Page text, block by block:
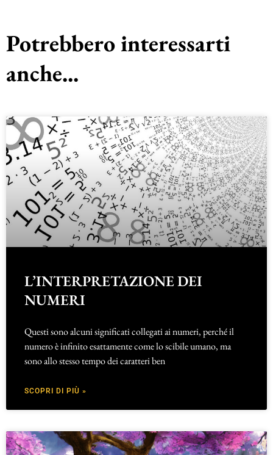
Potrebbero interessarti
anche...
L’INTERPRETAZIONE DEI
NUMERI
Questi sono alcuni significati collegati ai numeri, perché il
numero è infinito esattamente come lo scibile umano, ma
sono allo stesso tempo dei caratteri ben
SCOPRI DI PIÙ »